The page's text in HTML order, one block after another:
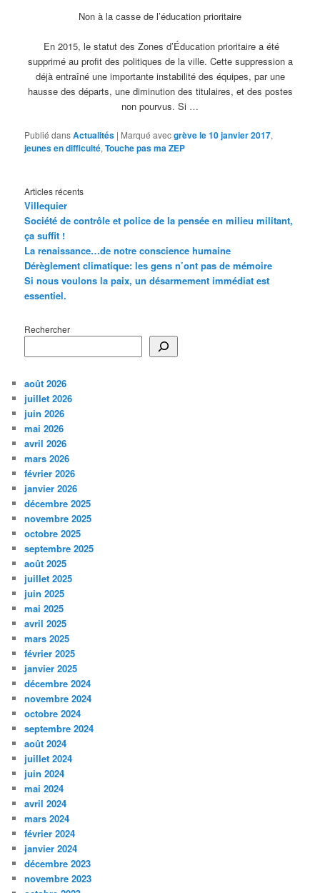
Non à la casse de l’éducation prioritaire
En 2015, le statut des Zones d’Éducation prioritaire a été
supprimé au profit des politiques de la ville. Cette suppression a
déjà entraîné une importante instabilité des équipes, par une
hausse des départs, une diminution des titulaires, et des postes
non pourvus. Si …
Publié dansActualités | Marqué avecgrève le 10 janvier 2017,
jeunes en difficulté,Touche pas ma ZEP
Articles récents
Villequier
Société de contrôle et police de la pensée en milieu militant,
ça suffit !
La renaissance…de notre conscience humaine
Dérèglement climatique: les gens n’ont pas de mémoire
Si nous voulons la paix, un désarmement immédiat est
essentiel.
Rechercher
août 2026
juillet 2026
juin 2026
mai 2026
avril 2026
mars 2026
février 2026
janvier 2026
décembre 2025
novembre 2025
octobre 2025
septembre 2025
août 2025
juillet 2025
juin 2025
mai 2025
avril 2025
mars 2025
février 2025
janvier 2025
décembre 2024
novembre 2024
octobre 2024
septembre 2024
août 2024
juillet 2024
juin 2024
mai 2024
avril 2024
mars 2024
février 2024
janvier 2024
décembre 2023
novembre 2023